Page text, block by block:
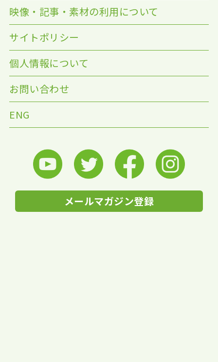
映像・記事・素材の利用について
サイトポリシー
個人情報について
お問い合わせ
ENG
メールマガジン登録